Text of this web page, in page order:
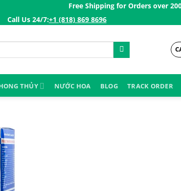
Free Shipping for Orders over 200$ㅤ✨
Call Us 24/7:ㅤ+1 (818) 869 8696
THỦY NƯỚC HOA BLOG TRACK ORDER